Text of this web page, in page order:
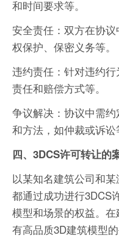
和时间要求等。
安全责任：双方在协
权保护、保密义务等。
违约责任：针对违约
责任和赔偿方式等。
争议解决：协议中需
和方法，如仲裁或诉讼
四、3DCS许可转让的
以某知名建筑公司和
都通过成功进行3DCS
模型和场景的权益。
有高品质3D建筑模型